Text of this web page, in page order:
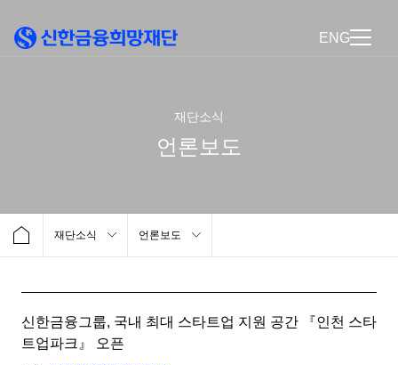
ENG
재단소식
언론보도
재단소식 언론보도
신한금융그룹, 국내 최대 스타트업 지원 공간 『인천 스타
트업파크』 오픈